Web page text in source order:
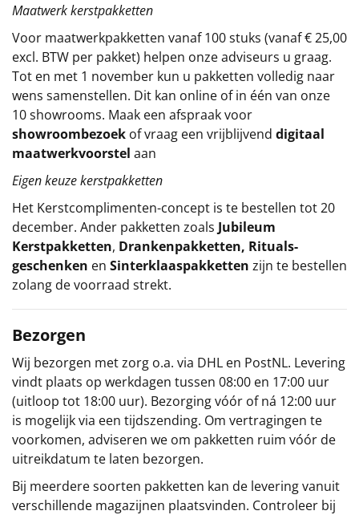
Per stuk
Alle overige
Maatwerk kerstpakketten
Voor maatwerkpakketten vanaf 100 stuks (vanaf € 25,00
excl. BTW per pakket) helpen onze adviseurs u graag.
Tot en met 1 november kun u pakketten volledig naar
wens samenstellen. Dit kan online of in één van onze
10 showrooms. Maak een afspraak voor
showroombezoek of vraag een vrijblijvend digitaal
maatwerkvoorstel aan
Eigen keuze kerstpakketten
Het Kerstcomplimenten-concept is te bestellen tot 20
december. Ander pakketten zoals Jubileum
Kerstpakketten, Drankenpakketten, Rituals-
geschenken en Sinterklaaspakketten zijn te bestellen
zolang de voorraad strekt.
Bezorgen
Wij bezorgen met zorg o.a. via DHL en PostNL. Levering
vindt plaats op werkdagen tussen 08:00 en 17:00 uur
(uitloop tot 18:00 uur). Bezorging vóór of ná 12:00 uur
is mogelijk via een tijdszending. Om vertragingen te
voorkomen, adviseren we om pakketten ruim vóór de
uitreikdatum te laten bezorgen.
Bij meerdere soorten pakketten kan de levering vanuit
verschillende magazijnen plaatsvinden. Controleer bij